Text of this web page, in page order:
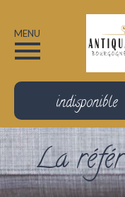
MENU
indisponible
La